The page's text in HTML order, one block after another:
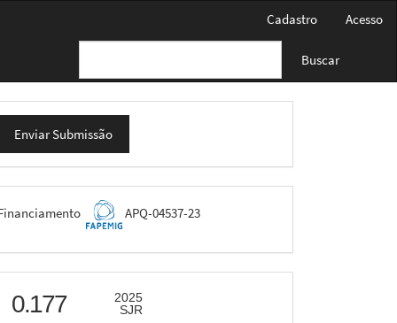
Cadastro Acesso
Buscar
Enviar Submissão
APQ-04537-23
scimago
0.177
2025
SJR